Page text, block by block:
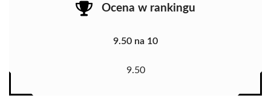
Ocena w rankingu
9.50 na 10
9.50